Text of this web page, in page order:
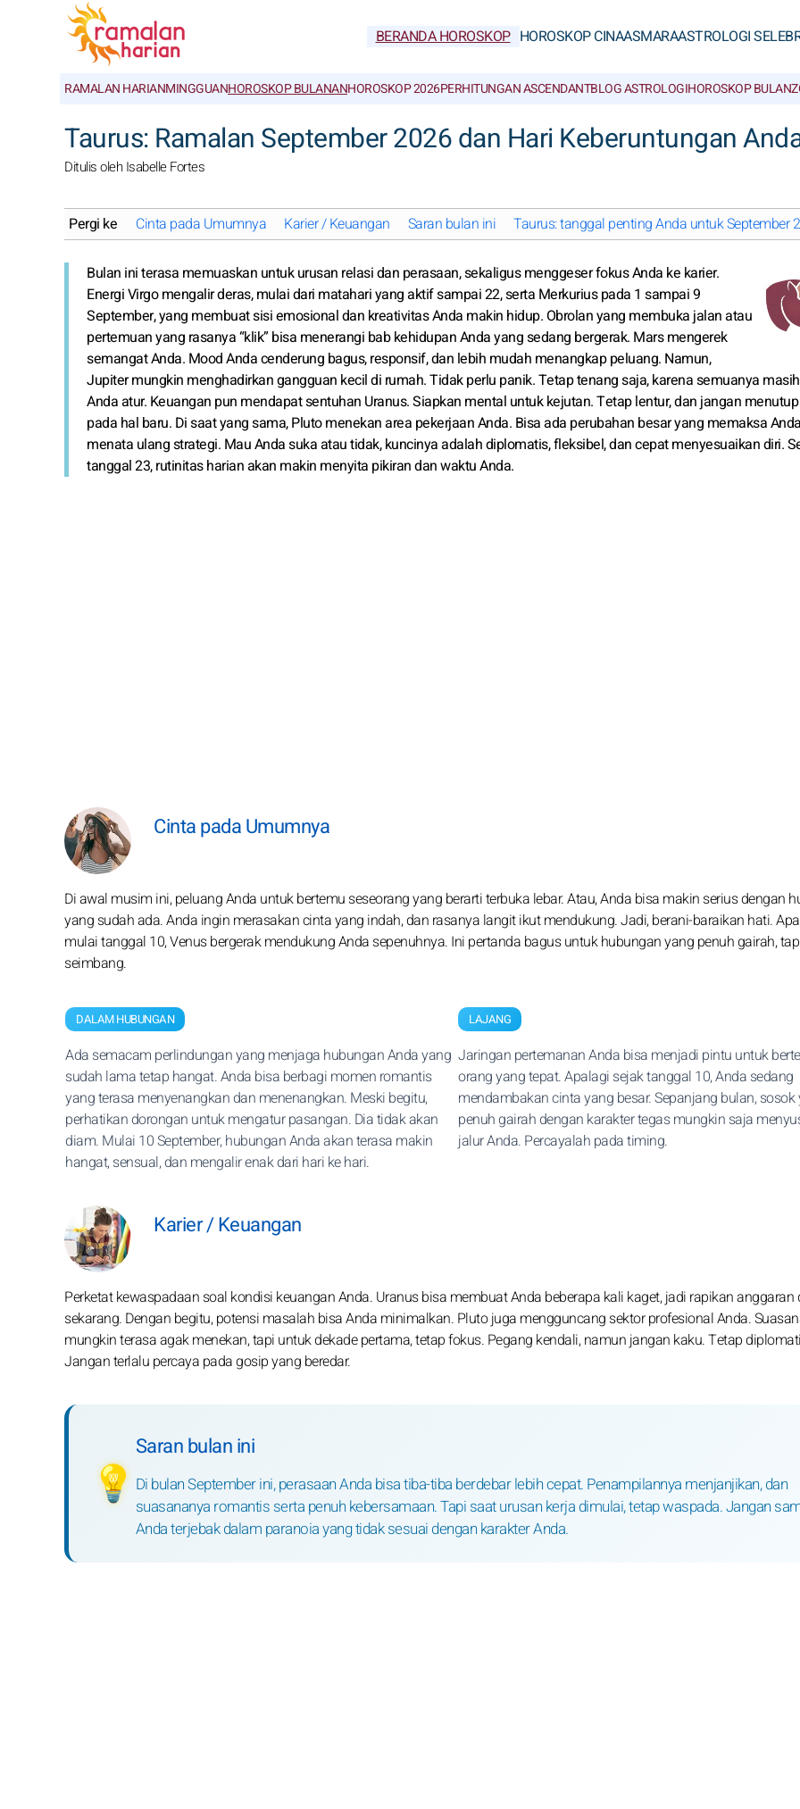
BERANDA HOROSKOP HOROSKOP CINAASMARAASTROLOGI
RAMALAN HARIANMINGGUANHOROSKOP BULANANHOROSKOP 2026PERHITUNGAN ASCENDANTBLOG ASTROLOGIHOROSKOP BULAN
Taurus: Ramalan September 2026 dan Hari Keberuntungan
Ditulis oleh Isabelle Fortes
Pergi ke Cinta pada Umumnya Karier / Keuangan Saran bulan ini Taurus: tanggal penting Anda untuk September
Bulan ini terasa memuaskan untuk urusan relasi dan perasaan, sekaligus menggeser fokus Anda ke karier.
Energi Virgo mengalir deras, mulai dari matahari yang aktif sampai 22, serta Merkurius pada 1 sampai 9
September, yang membuat sisi emosional dan kreativitas Anda makin hidup. Obrolan yang membuka jalan atau
pertemuan yang rasanya “klik” bisa menerangi bab kehidupan Anda yang sedang bergerak. Mars mengerek
semangat Anda. Mood Anda cenderung bagus, responsif, dan lebih mudah menangkap peluang. Namun,
Jupiter mungkin menghadirkan gangguan kecil di rumah. Tidak perlu panik. Tetap tenang saja, karena semuanya
Anda atur. Keuangan pun mendapat sentuhan Uranus. Siapkan mental untuk kejutan. Tetap lentur, dan jangan
pada hal baru. Di saat yang sama, Pluto menekan area pekerjaan Anda. Bisa ada perubahan besar yang memaksa Anda
menata ulang strategi. Mau Anda suka atau tidak, kuncinya adalah diplomatis, fleksibel, dan cepat menyesuaikan diri.
tanggal 23, rutinitas harian akan makin menyita pikiran dan waktu Anda.
Cinta pada Umumnya
Di awal musim ini, peluang Anda untuk bertemu seseorang yang berarti terbuka lebar. Atau, Anda bisa makin serius dengan
yang sudah ada. Anda ingin merasakan cinta yang indah, dan rasanya langit ikut mendukung. Jadi, berani-baraikan hati.
mulai tanggal 10, Venus bergerak mendukung Anda sepenuhnya. Ini pertanda bagus untuk hubungan yang penuh gairah,
seimbang.
DALAM HUBUNGAN
Ada semacam perlindungan yang menjaga hubungan Anda yang
sudah lama tetap hangat. Anda bisa berbagi momen romantis
yang terasa menyenangkan dan menenangkan. Meski begitu,
perhatikan dorongan untuk mengatur pasangan. Dia tidak akan
diam. Mulai 10 September, hubungan Anda akan terasa makin
hangat, sensual, dan mengalir enak dari hari ke hari.
LAJANG
Jaringan pertemanan Anda bisa menjadi pintu untuk
orang yang tepat. Apalagi sejak tanggal 10, Anda sedang
mendambakan cinta yang besar. Sepanjang bulan, sosok
penuh gairah dengan karakter tegas mungkin saja
jalur Anda. Percayalah pada timing.
Karier / Keuangan
Perketat kewaspadaan soal kondisi keuangan Anda. Uranus bisa membuat Anda beberapa kali kaget, jadi rapikan anggaran
sekarang. Dengan begitu, potensi masalah bisa Anda minimalkan. Pluto juga mengguncang sektor profesional Anda.
mungkin terasa agak menekan, tapi untuk dekade pertama, tetap fokus. Pegang kendali, namun jangan kaku. Tetap
Jangan terlalu percaya pada gosip yang beredar.
💡
Saran bulan ini
Di bulan September ini, perasaan Anda bisa tiba-tiba berdebar lebih cepat. Penampilannya menjanjikan, dan
suasananya romantis serta penuh kebersamaan. Tapi saat urusan kerja dimulai, tetap waspada. Jangan
Anda terjebak dalam paranoia yang tidak sesuai dengan karakter Anda.